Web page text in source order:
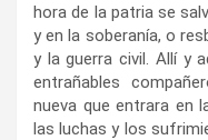
hora de la patria se
y en la soberanía, o
y la guerra civil. Allí y
entrañables
nueva que entrara en
las luchas y los